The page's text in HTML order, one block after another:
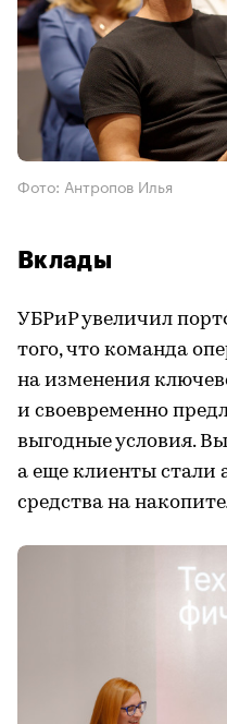
Фото: Антропов Илья
Вклады
УБРиР увеличил
того, что команда
на изменения
и своевременно
выгодные условия.
а еще клиенты стали
средства на